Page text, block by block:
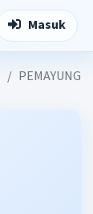
Masuk
PEMAYUNG